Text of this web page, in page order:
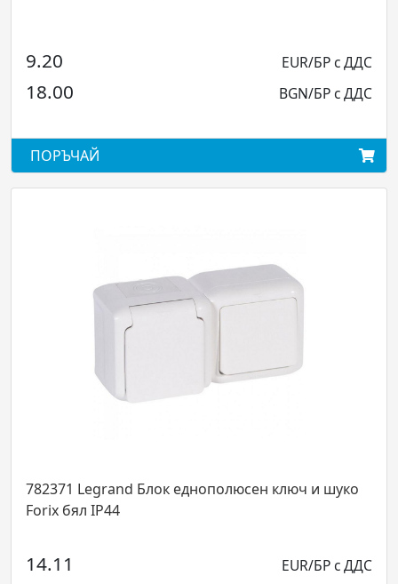
9.20 EUR/БР с ДДС
18.00 BGN/БР с ДДС
ПОРЪЧАЙ
782371 Legrand Блок еднополюсен ключ и шуко
Forix бял IP44
14.11 EUR/БР с ДДС